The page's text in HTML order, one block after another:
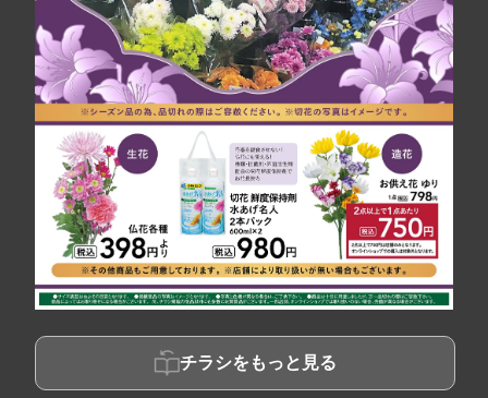
チラシをもっと見る